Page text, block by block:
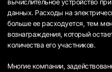
вычислительное устройство
данных. Расходы на
больше ее расходуется, тем
вознаграждения, который
количества его участников.
Многие компании,